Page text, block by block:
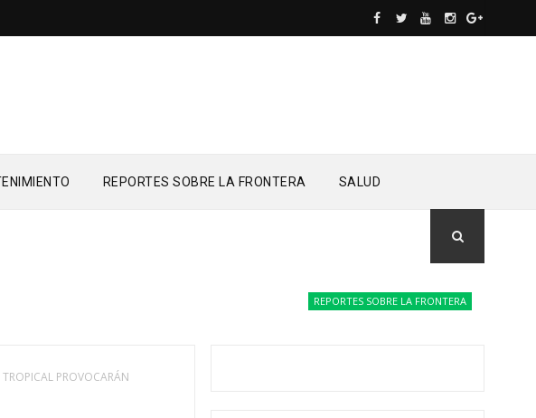
REPORTES SOBRE LA FRONTERA SALUD
REPORTES SOBRE LA FRONTERA Drones del
PROVOCARÁN